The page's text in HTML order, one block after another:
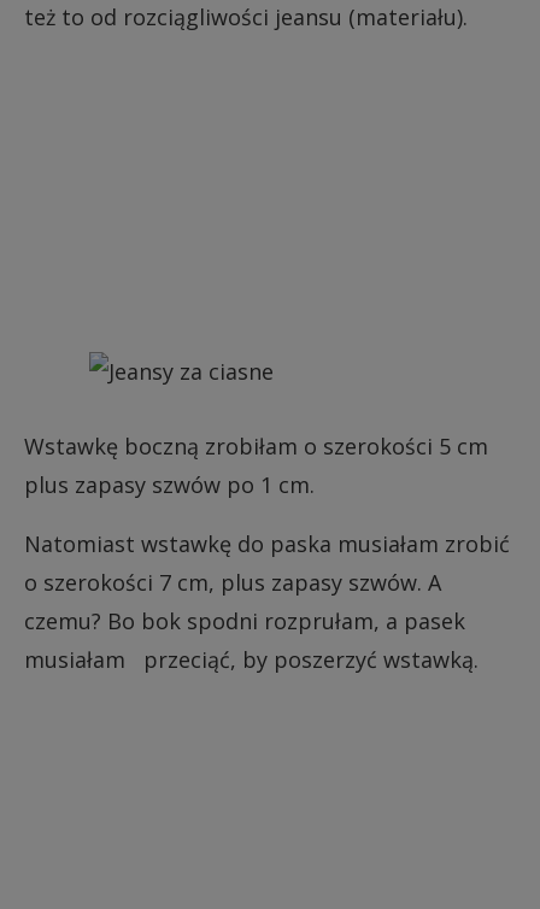
też to od rozciągliwości jeansu (materiału).
Wstawkę boczną zrobiłam o szerokości 5 cm
plus zapasy szwów po 1 cm.
Natomiast wstawkę do paska musiałam zrobić
o szerokości 7 cm, plus zapasy szwów. A
czemu? Bo bok spodni rozprułam, a pasek
musiałam przeciąć, by poszerzyć wstawką.